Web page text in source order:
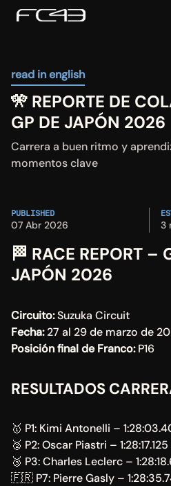
read in english
🎌 REPORTE DE
GP DE JAPÓN 2026
Carrera a buen ritmo y
momentos clave
PUBLISHED
07 Abr 2026 3
🏁 RACE REPORT –
JAPÓN 2026
Circuito: Suzuka Circuit
Fecha: 27 al 29 de marzo de
Posición final de Franco: P16
RESULTADOS
🥇 P1: Kimi Antonelli –
🥈 P2: Oscar Piastri – 1:28:17.125
🥉 P3: Charles Leclerc –
🇫🇷 P7: Pierre Gasly –